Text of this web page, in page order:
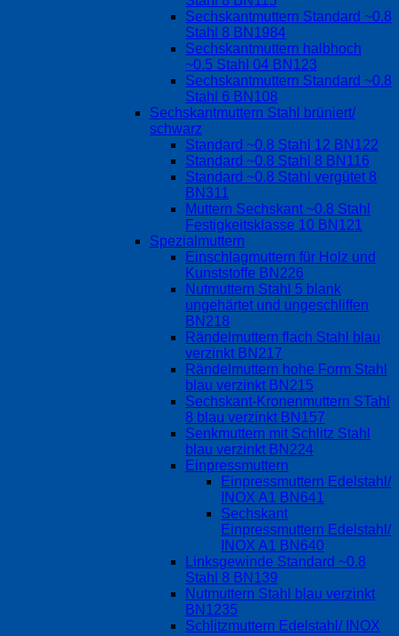
Sechskantmuttern Standard ~0.8
Stahl 8 BN1984
Sechskantmuttern halbhoch
~0.5 Stahl 04 BN123
Sechskantmuttern Standard ~0.8
Stahl 6 BN108
Sechskantmuttern Stahl brüniert/
schwarz
Standard ~0.8 Stahl 12 BN122
Standard ~0.8 Stahl 8 BN116
Standard ~0.8 Stahl vergütet 8
BN311
Muttern Sechskant ~0.8 Stahl
Festigkeitsklasse 10 BN121
Spezialmuttern
Einschlagmuttern für Holz und
Kunststoffe BN226
Nutmuttern Stahl 5 blank
ungehärtet und ungeschliffen
BN218
Rändelmuttern flach Stahl blau
verzinkt BN217
Rändelmuttern hohe Form Stahl
blau verzinkt BN215
Sechskant-Kronenmuttern STahl
8 blau verzinkt BN157
Senkmuttern mit Schlitz Stahl
blau verzinkt BN224
Einpressmuttern
Einpressmuttern Edelstahl/
INOX A1 BN641
Sechskant
Einpressmuttern Edelstahl/
INOX A1 BN640
Linksgewinde Standard ~0.8
Stahl 8 BN139
Nutmuttern Stahl blau verzinkt
BN1235
Schlitzmuttern Edelstahl/ INOX